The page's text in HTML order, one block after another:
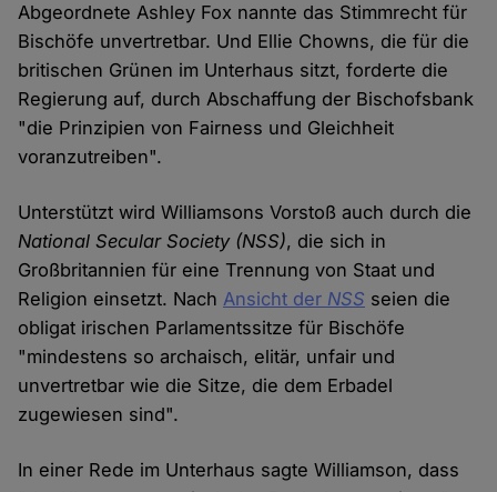
Abgeordnete Ashley Fox nannte das Stimmrecht für
Bischöfe unvertretbar. Und Ellie Chowns, die für die
britischen Grünen im Unterhaus sitzt, forderte die
Regierung auf, durch Abschaffung der Bischofsbank
"die Prinzipien von Fairness und Gleichheit
voranzutreiben".
Unterstützt wird Williamsons Vorstoß auch durch die
National Secular Society (NSS), die sich in
Großbritannien für eine Trennung von Staat und
Religion einsetzt. NachAnsicht der NSS seien die
obligat irischen Parlamentssitze für Bischöfe
"mindestens so archaisch, elitär, unfair und
unvertretbar wie die Sitze, die dem Erbadel
zugewiesen sind".
In einer Rede im Unterhaus sagte Williamson, dass